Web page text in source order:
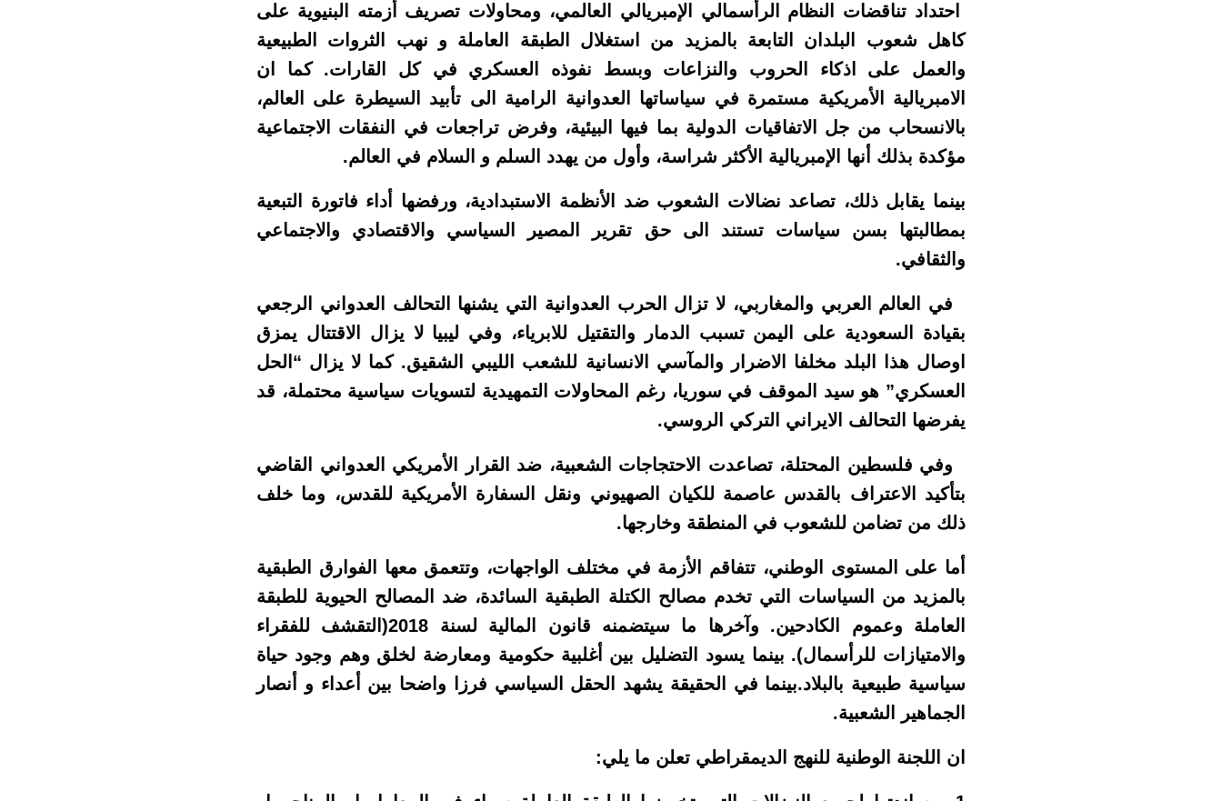
احتداد تناقضات النظام الرأسمالي الإمبريالي العالمي، ومحاولات تصريف أزمته البنيوية على
كاهل شعوب البلدان التابعة بالمزيد من استغلال الطبقة العاملة و نهب الثروات الطبيعية
والعمل على اذكاء الحروب والنزاعات وبسط نفوذه العسكري في كل القارات. كما ان
الامبريالية الأمريكية مستمرة في سياساتها العدوانية الرامية الى تأبيد السيطرة على العالم،
بالانسحاب من جل الاتفاقيات الدولية بما فيها البيئية، وفرض تراجعات في النفقات الاجتماعية
مؤكدة بذلك أنها الإمبريالية الأكثر شراسة، وأول من يهدد السلم و السلام في العالم.
بينما يقابل ذلك، تصاعد نضالات الشعوب ضد الأنظمة الاستبدادية، ورفضها أداء فاتورة التبعية
بمطالبتها بسن سياسات تستند الى حق تقرير المصير السياسي والاقتصادي والاجتماعي
والثقافي.
في العالم العربي والمغاربي، لا تزال الحرب العدوانية التي يشنها التحالف العدواني الرجعي
بقيادة السعودية على اليمن تسبب الدمار والتقتيل للابرياء، وفي ليبيا لا يزال الاقتتال يمزق
اوصال هذا البلد مخلفا الاضرار والمآسي الانسانية للشعب الليبي الشقيق. كما لا يزال “الحل
العسكري” هو سيد الموقف في سوريا، رغم المحاولات التمهيدية لتسويات سياسية محتملة، قد
يفرضها التحالف الايراني التركي الروسي.
وفي فلسطين المحتلة، تصاعدت الاحتجاجات الشعبية، ضد القرار الأمريكي العدواني القاضي
بتأكيد الاعتراف بالقدس عاصمة للكيان الصهيوني ونقل السفارة الأمريكية للقدس، وما خلف
ذلك من تضامن للشعوب في المنطقة وخارجها.
أما على المستوى الوطني، تتفاقم الأزمة في مختلف الواجهات، وتتعمق معها الفوارق الطبقية
بالمزيد من السياسات التي تخدم مصالح الكتلة الطبقية السائدة، ضد المصالح الحيوية للطبقة
العاملة وعموم الكادحين. وآخرها ما سيتضمنه قانون المالية لسنة 2018(التقشف للفقراء
والامتيازات للرأسمال). بينما يسود التضليل بين أغلبية حكومية ومعارضة لخلق وهم وجود حياة
سياسية طبيعية بالبلاد.بينما في الحقيقة يشهد الحقل السياسي فرزا واضحا بين أعداء و أنصار
الجماهير الشعبية.
ان اللجنة الوطنية للنهج الديمقراطي تعلن ما يلي: